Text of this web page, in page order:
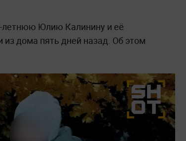
Юлию Калинину и её
дома пять дней назад. Об этом